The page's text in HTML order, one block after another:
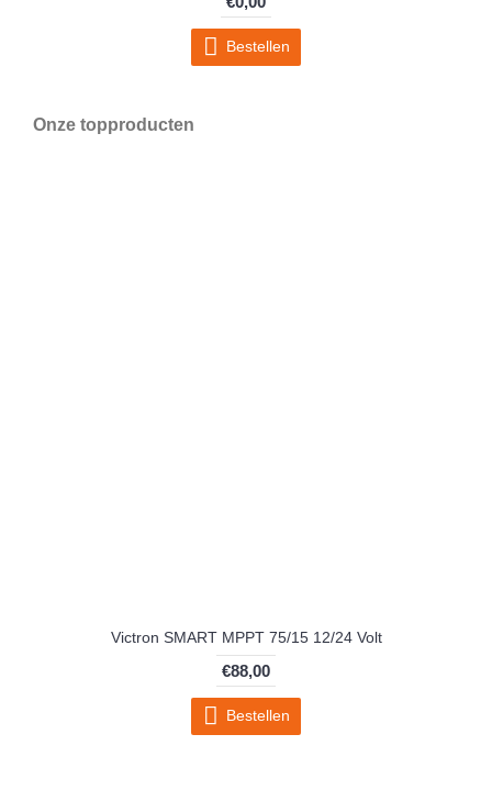
Bestellen
Onze topproducten
Victron SMART MPPT 75/15 12/24 Volt
€88,00
Bestellen